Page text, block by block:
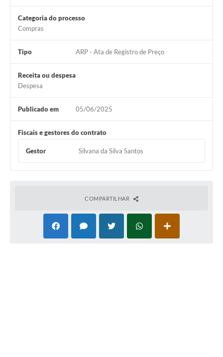
Categoria do processo
Compras
Tipo ARP - Ata de Registro de Preço
Receita ou despesa
Despesa
Publicado em 05/06/2025
Fiscais e gestores do contrato
Gestor Silvana da Silva Santos
COMPARTILHAR